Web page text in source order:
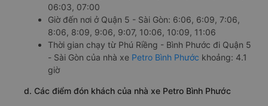
06:03, 07:00
Giờ đến nơi ở Quận 5 - Sài Gòn: 6:06, 6:09, 7:06,
8:06, 8:09, 9:06, 9:07, 10:06, 10:09, 11:06
Thời gian chạy từ Phú Riềng - Bình Phước đi Quận 5
- Sài Gòn của nhà xe Petro Bình Phước khoảng: 4.1
giờ
d. Các điểm đón khách của nhà xe Petro Bình Phước